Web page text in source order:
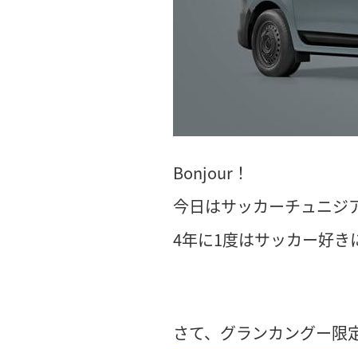
Bonjour！
今日はサッカーチュニジ
4年に1度はサッカー好き
さて、グランカングー限